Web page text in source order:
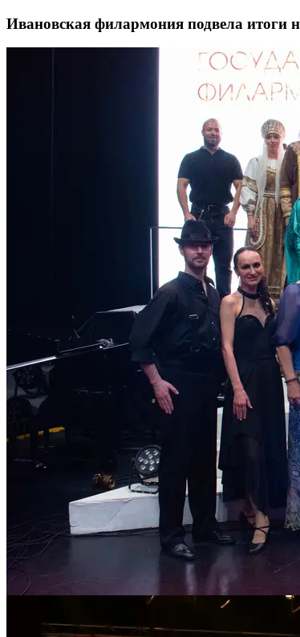
Ивановская филармония подвела итоги